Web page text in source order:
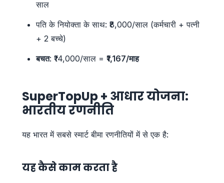
साल
पति के नियोक्ता के साथ: ₹8,000/साल (कर्मचारी + पत्नी
+ 2 बच्चे)
बचत: ₹14,000/साल = ₹1,167/माह
SuperTopUp + आधार योजना:
भारतीय रणनीति
यह भारत में सबसे स्मार्ट बीमा रणनीतियों में से एक है:
यह कैसे काम करता है